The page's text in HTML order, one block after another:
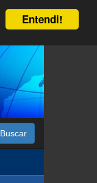
Entendi!
Buscar